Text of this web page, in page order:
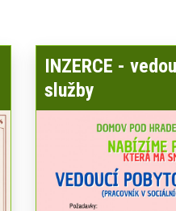
INZERCE -
služby